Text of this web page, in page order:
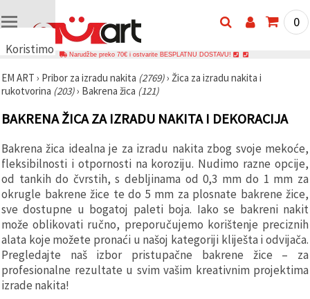
Koristimo
🍪
Koristimo
slične
tehnologije
osigurali
ispravno
funkcioniranje
web-
stranice,
poboljšali
vaše
korisničko
iskustvo i,
uz vašu
privolu,
analizirali
promet te
prikazivali
0
Narudžbe preko 70€ i ostvarite BESPLATNU DOSTAVU!
EM ART › Pribor za izradu nakita (2769)› Žica za izradu nakita i
rukotvorina (203)› Bakrena žica (121)
BAKRENA ŽICA ZA IZRADU NAKITA I DEKORACIJA
Bakrena žica idealna je za izradu nakita zbog svoje mekoće,
fleksibilnosti i otpornosti na koroziju. Nudimo razne opcije,
od tankih do čvrstih, s debljinama od 0,3 mm do 1 mm za
okrugle bakrene žice te do 5 mm za plosnate bakrene žice,
sve dostupne u bogatoj paleti boja. Iako se bakreni nakit
može oblikovati ručno, preporučujemo korištenje preciznih
alata koje možete pronaći u našoj kategoriji kliješta i odvijača.
Pregledajte naš izbor pristupačne bakrene žice – za
profesionalne rezultate u svim vašim kreativnim projektima
izrade nakita!